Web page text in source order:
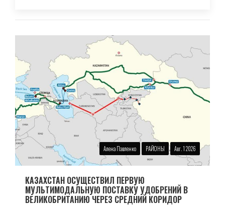
Алена Павленко РАЙОНЫ Авг. 1 2026
КАЗАХСТАН ОСУЩЕСТВИЛ ПЕРВУЮ
МУЛЬТИМОДАЛЬНУЮ ПОСТАВКУ УДОБРЕНИЙ В
ВЕЛИКОБРИТАНИЮ ЧЕРЕЗ СРЕДНИЙ КОРИДОР